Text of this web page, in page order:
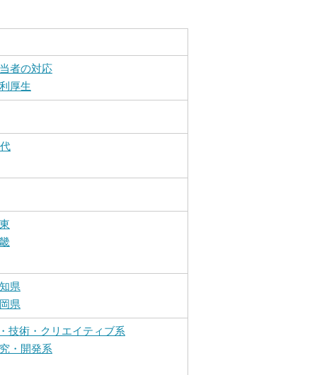
者の対応
厚生
県
県
技術・クリエイティブ系
・開発系